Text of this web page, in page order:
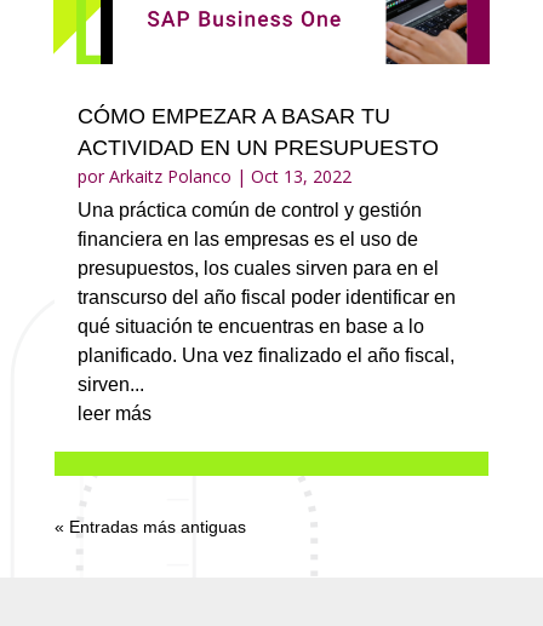
CÓMO EMPEZAR A BASAR TU
ACTIVIDAD EN UN PRESUPUESTO
porArkaitz Polanco | Oct 13, 2022
Una práctica común de control y gestión
financiera en las empresas es el uso de
presupuestos, los cuales sirven para en el
transcurso del año fiscal poder identificar en
qué situación te encuentras en base a lo
planificado. Una vez finalizado el año fiscal,
sirven...
leer más
« Entradas más antiguas